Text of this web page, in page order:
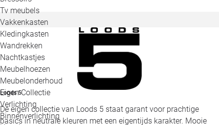
Tv meubels
Vakkenkasten
Kledingkasten
Wandrekken
Nachtkastjes
Meubelhoezen
Meubelonderhoud
Eigen Collectie
Verlichting
Binnenverlichting
Loods 5
De eigen collectie van Loods 5 staat garant voor prachtige
basics in neutrale kleuren met een eigentijds karakter. Mooie